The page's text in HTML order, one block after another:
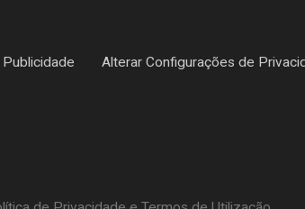
Publicidade Alterar Configurações de